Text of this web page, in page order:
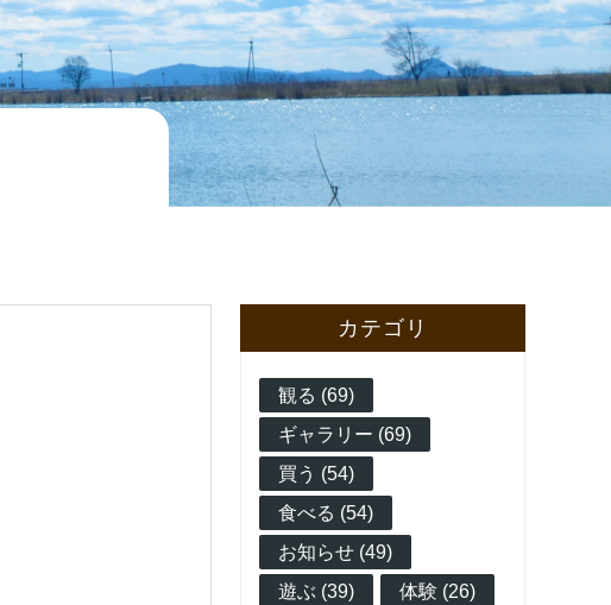
カテゴリ
観る (69)
ギャラリー (69)
買う (54)
食べる (54)
お知らせ (49)
遊ぶ (39)
体験 (26)